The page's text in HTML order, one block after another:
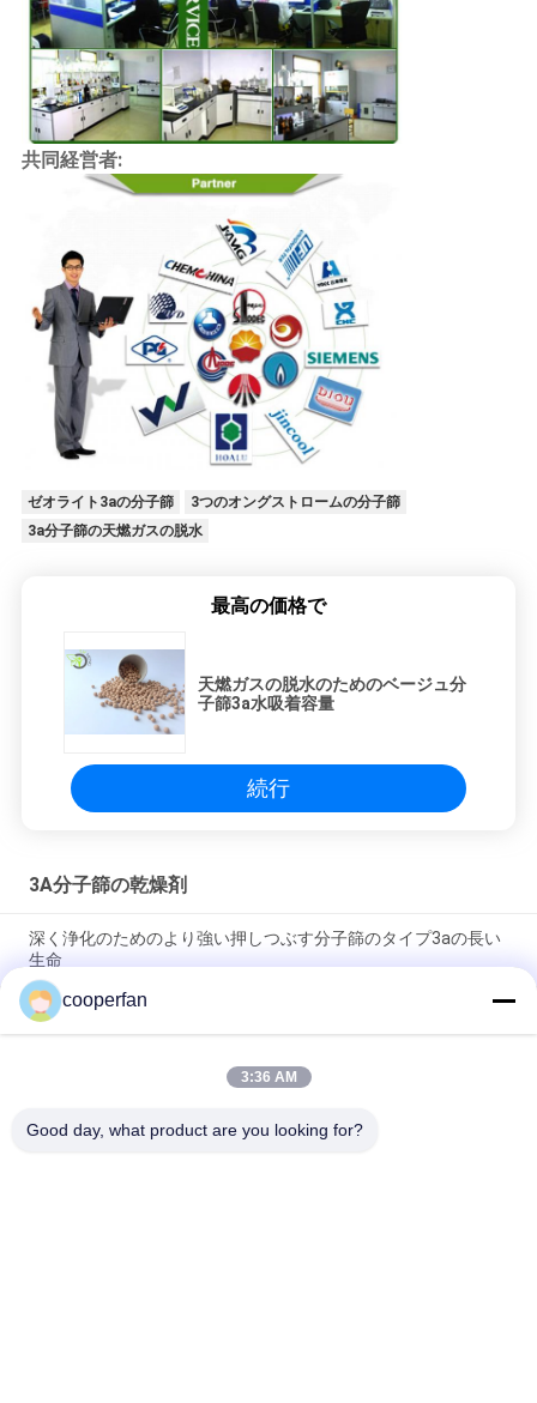
共同経営者:
ゼオライト3aの分子篩
3つのオングストロームの分子篩
3a分子篩の天燃ガスの脱水
最高の価格で
天燃ガスの脱水のためのベージュ分
子篩3a水吸着容量
続行
3A分子篩の乾燥剤
深く浄化のためのより強い押しつぶす分子篩のタイプ3aの長い
生命
25KG/Bag 3Aの分子篩の乾燥性があるAluminasilicateのゼオラ
イト
分子篩のタイプ3Aのアルミナのケイ酸塩の圧縮強さを乾燥する
cooperfan
3:36 AM
Good day, what product are you looking for?